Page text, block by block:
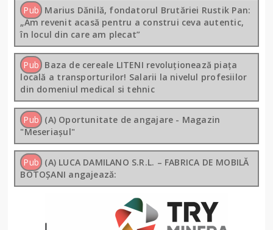
Pub Marius Dănilă, fondatorul Brutăriei Rustik Pan:
„Am revenit acasă pentru a construi ceva autentic,
în locul din care am plecat”
Pub Baza de cereale LITENI revoluționează piața
locală a transporturilor! Salarii la nivelul profesiilor
din domeniul medical si tehnic
Pub (A) Oportunitate de angajare - Magazin
"Meseriașul"
Pub (A) LUCA DAMILANO S.R.L. – FABRICA DE MOBILĂ
BOTOȘANI angajează: